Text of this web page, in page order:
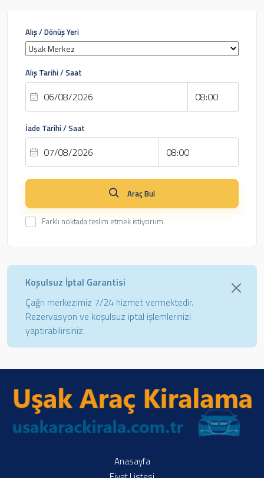
Alış / Dönüş Yeri
Alış Tarihi / Saat
İade Tarihi / Saat
Araç Bul
Farklı noktada teslim etmek istiyorum.
Koşulsuz İptal Garantisi
Çağrı merkezimiz 7/24 hizmet vermektedir.
Rezervasyon ve koşulsuz iptal işlemlerinizi
yaptırabilirsiniz.
Anasayfa